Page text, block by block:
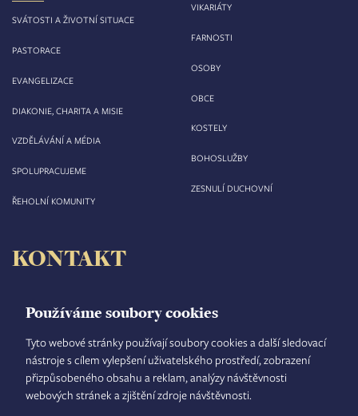
Používáme soubory cookies
Tyto webové stránky používají soubory cookies a další sledovací
nástroje s cílem vylepšení uživatelského prostředí, zobrazení
přizpůsobeného obsahu a reklam, analýzy návštěvnosti
webových stránek a zjištění zdroje návštěvnosti.
SVÁTOSTI A ŽIVOTNÍ SITUACE
PASTORACE
EVANGELIZACE
DIAKONIE, CHARITA A MISIE
VZDĚLÁVÁNÍ A MÉDIA
SPOLUPRACUJEME
ŘEHOLNÍ KOMUNITY
VIKARIÁTY
FARNOSTI
OSOBY
OBCE
KOSTELY
BOHOSLUŽBY
ZESNULÍ DUCHOVNÍ
KONTAKT
Velké náměstí 35/44
500 03 Hradec Králové
tel.: +420 495 063 611
IČO: 00 44 51 34
DIČ: CZ 00 44 51 34
Číslo účtu: 1006010044/5500